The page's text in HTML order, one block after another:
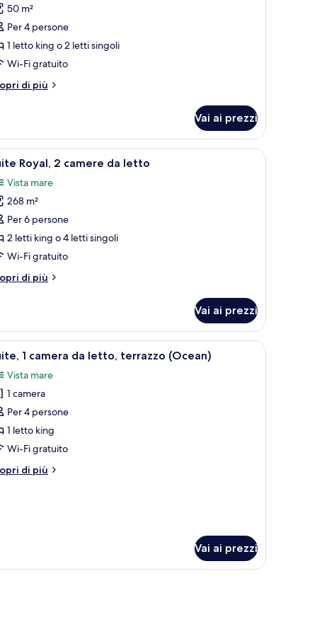
50 m²
Per 4 persone
1 letto king o 2 letti singoli
Wi-Fi gratuito
di più
Vai ai prezzi
un divano, un'area pranzo con tavolo e sedie, e un grande quadro
Un bagno moderno con una vasca
10 Royal, 2 camere da letto
Vista mare
268 m²
Per 6 persone
2 letti king o 4 letti singoli
Wi-Fi gratuito
di più
Vai ai prezzi
in vaso e vista su edifici tradizionali.Un'area salotto esterna moderna con vista
13 1 camera da letto, terrazzo (Ocean)
Vista mare
1 camera
Per 4 persone
1 letto king
Wi-Fi gratuito
di più
Vai ai prezzi